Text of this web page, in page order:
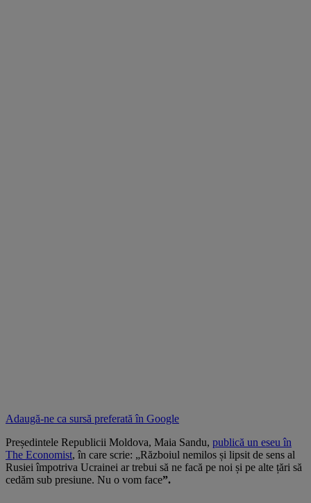
Adaugă-ne ca sursă preferată în Google
Președintele Republicii Moldova, Maia Sandu, publică un eseu în
The Economist, în care scrie: „Războiul nemilos și lipsit de sens al
Rusiei împotriva Ucrainei ar trebui să ne facă pe noi și pe alte țări să
cedăm sub presiune. Nu o vom face”.